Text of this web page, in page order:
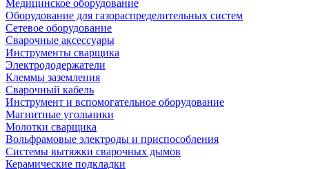
Медицинское оборудование
Оборудование для газораспределительных систем
Сетевое оборудование
Сварочные аксессуары
Инструменты сварщика
Электрододержатели
Клеммы заземления
Сварочный кабель
Инструмент и вспомогательное оборудование
Магнитные угольники
Молотки сварщика
Вольфрамовые электроды и приспособления
Системы вытяжки сварочных дымов
Керамические подкладки